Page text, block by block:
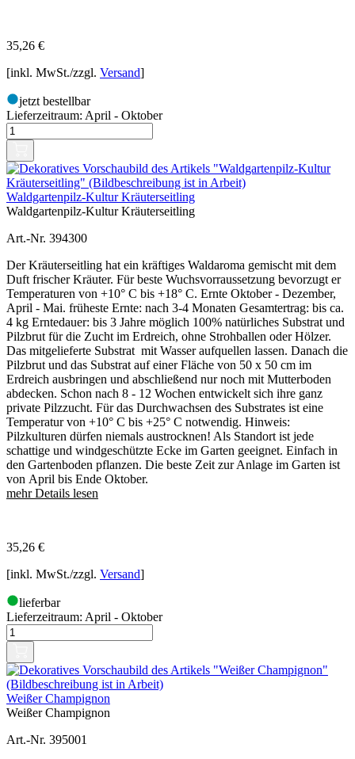
35,26 €
[inkl. MwSt./zzgl. Versand]
jetzt bestellbar
Lieferzeitraum: April - Oktober
Waldgartenpilz-Kultur Kräuterseitling
Waldgartenpilz-Kultur Kräuterseitling
Art.-Nr. 394300
Der Kräuterseitling hat ein kräftiges Waldaroma gemischt mit dem
Duft frischer Kräuter. Für beste Wuchsvorraussetzung bevorzugt er
Temperaturen von +10° C bis +18° C. Ernte Oktober - Dezember,
April - Mai. früheste Ernte: nach 3-4 Monaten Gesamtertrag: bis ca.
4 kg Erntedauer: bis 3 Jahre möglich 100% natürliches Substrat und
Pilzbrut für die Zucht im Erdreich, ohne Strohballen oder Hölzer.
Das mitgelieferte Substrat mit Wasser aufquellen lassen. Danach die
Pilzbrut und das Substrat auf einer Fläche von 50 x 50 cm im
Erdreich ausbringen und abschließend nur noch mit Mutterboden
abdecken. Schon nach 8 - 12 Wochen entwickelt sich ihre ganz
private Pilzzucht. Für das Durchwachsen des Substrates ist eine
Temperatur von +10° C bis +25° C notwendig. Hinweis:
Pilzkulturen dürfen niemals austrocknen! Als Standort ist jede
schattige und windgeschützte Ecke im Garten geeignet. Einfach in
den Gartenboden pflanzen. Die beste Zeit zur Anlage im Garten ist
von April bis Ende Oktober.
mehr Details lesen
35,26 €
[inkl. MwSt./zzgl. Versand]
lieferbar
Lieferzeitraum: April - Oktober
Weißer Champignon
Weißer Champignon
Art.-Nr. 395001